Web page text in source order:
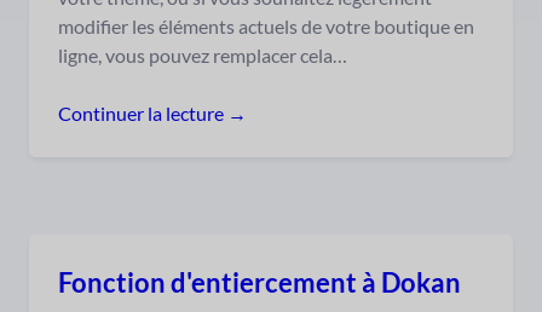
modifier les éléments actuels de votre boutique en
ligne, vous pouvez remplacer cela…
Continuer la lecture →
Fonction d'entiercement à Dokan